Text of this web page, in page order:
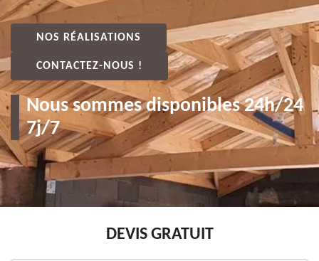
NOS RÉALISATIONS
CONTACTEZ-NOUS !
Nous sommes disponibles 24h/24
7j/7
DEVIS GRATUIT